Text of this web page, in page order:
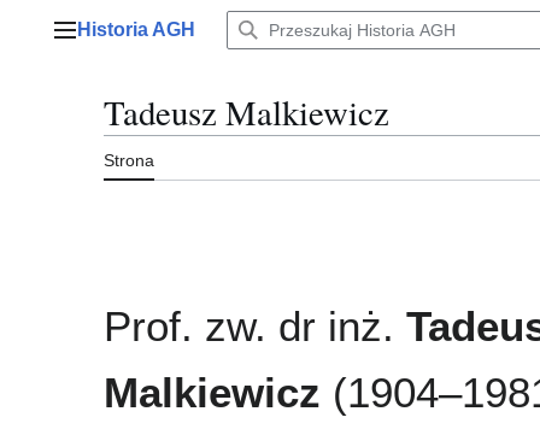
Menu główne
Historia AGH
Tadeusz Malkiewicz
Strona
Prof. zw. dr inż.
Malkiewicz